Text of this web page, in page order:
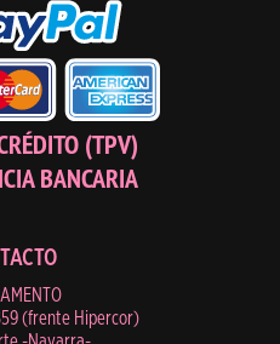
(TPV)
BANCARIA
(frente Hipercor)